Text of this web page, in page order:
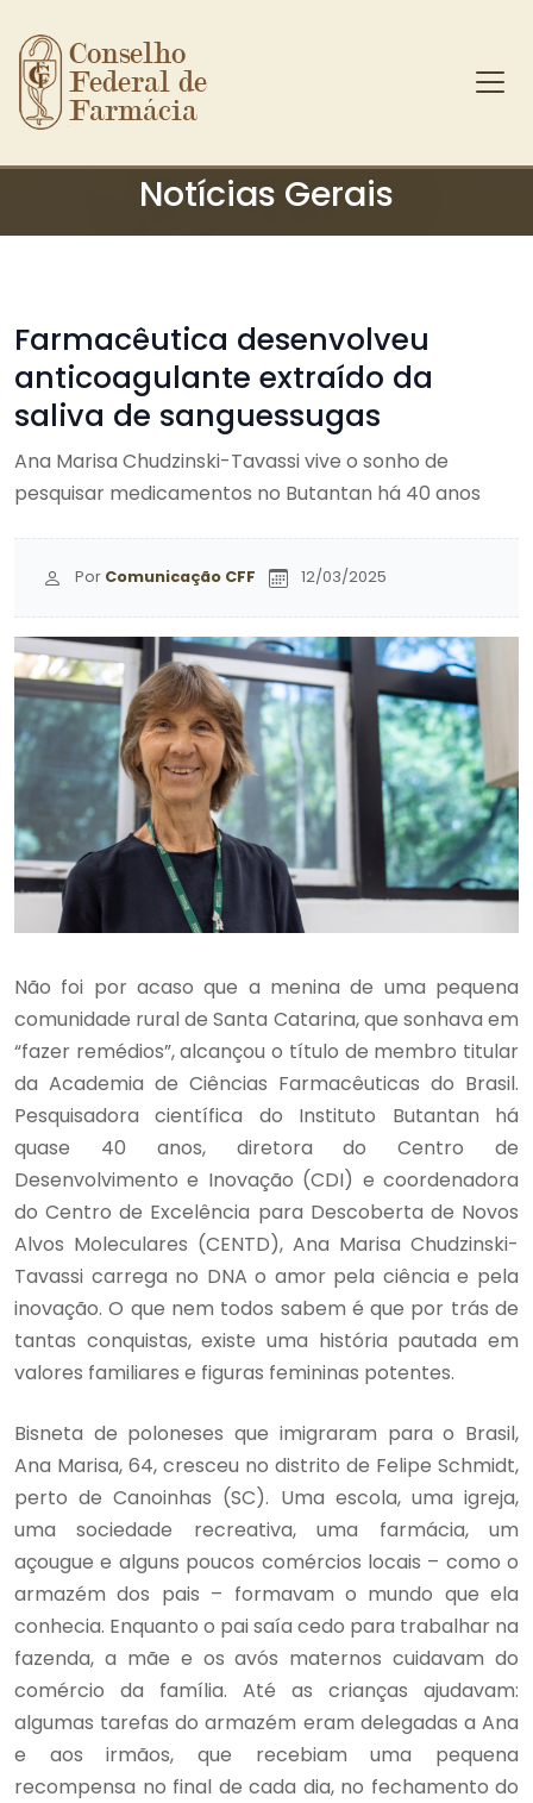
Ir para o conteúdo principal
Conselho
Federal de
Farmácia
Notícias Gerais
Farmacêutica desenvolveu
anticoagulante extraído da
saliva de sanguessugas
Ana Marisa Chudzinski-Tavassi vive o sonho de
pesquisar medicamentos no Butantan há 40 anos
Por Comunicação CFF 12/03/2025
Não foi por acaso que a menina de uma pequena
comunidade rural de Santa Catarina, que sonhava em
“fazer remédios”, alcançou o título de membro titular
da Academia de Ciências Farmacêuticas do Brasil.
Pesquisadora científica do Instituto Butantan há
quase 40 anos, diretora do Centro de
Desenvolvimento e Inovação (CDI) e coordenadora
do Centro de Excelência para Descoberta de Novos
Alvos Moleculares (CENTD), Ana Marisa Chudzinski-
Tavassi carrega no DNA o amor pela ciência e pela
inovação. O que nem todos sabem é que por trás de
tantas conquistas, existe uma história pautada em
valores familiares e figuras femininas potentes.
Bisneta de poloneses que imigraram para o Brasil,
Ana Marisa, 64, cresceu no distrito de Felipe Schmidt,
perto de Canoinhas (SC). Uma escola, uma igreja,
uma sociedade recreativa, uma farmácia, um
açougue e alguns poucos comércios locais – como o
armazém dos pais – formavam o mundo que ela
conhecia. Enquanto o pai saía cedo para trabalhar na
fazenda, a mãe e os avós maternos cuidavam do
comércio da família. Até as crianças ajudavam:
algumas tarefas do armazém eram delegadas a Ana
e aos irmãos, que recebiam uma pequena
recompensa no final de cada dia, no fechamento do